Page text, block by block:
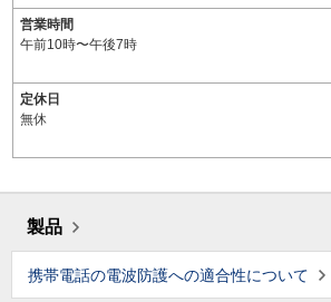
営業時間
午前10時〜午後7時
定休日
無休
製品
携帯電話の電波防護への適合性について